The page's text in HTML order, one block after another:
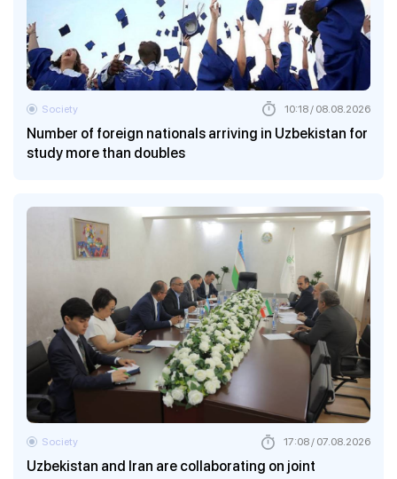
Number of foreign nationals arriving in Uzbekistan for
study more than doubles
Society 10:18 / 08.08.2026
Uzbekistan and Iran are collaborating on joint
Society 17:08 / 07.08.2026